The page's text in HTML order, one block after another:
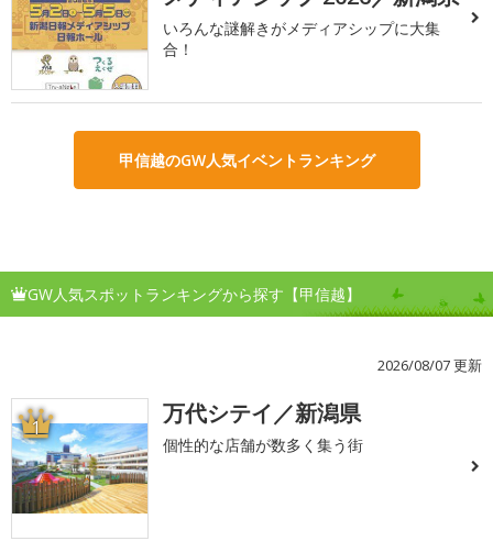
いろんな謎解きがメディアシップに大集
合！
甲信越のGW人気イベントランキング
GW人気スポットランキングから探す【甲信越】
2026/08/07 更新
1 万代シテイ／新潟県
個性的な店舗が数多く集う街